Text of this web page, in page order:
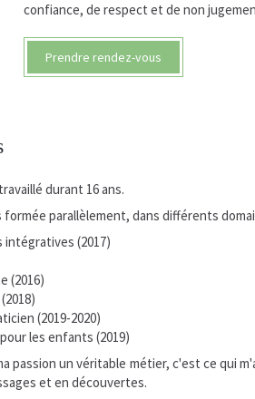
confiance, de respect et de non
Prendre rendez-vous
durant 16 ans.
formée parallèlement, dans différents
(2017)
(2016)
(2019-2020)
les enfants (2019)
passion un véritable métier, c'est ce qui
et en découvertes.